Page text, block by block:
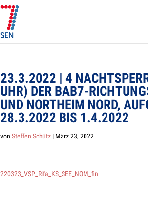
23.3.2022 | 4
UHR) DER BAB7-
UND NORT­HEIM NORD,
28.3.2022 BIS 1.4.2022
vonSteffen Schütz | März 23, 2022
220323_VSP_Rifa_KS_SEE_NOM_fin